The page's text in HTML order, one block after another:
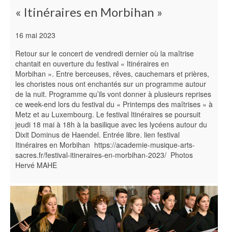
« Itinéraires en Morbihan »
16 mai 2023
Retour sur le concert de vendredi dernier où la maîtrise
chantait en ouverture du festival « Itinéraires en
Morbihan ». Entre berceuses, rêves, cauchemars et prières,
les choristes nous ont enchantés sur un programme autour
de la nuit. Programme qu’ils vont donner à plusieurs reprises
ce week-end lors du festival du « Printemps des maîtrises » à
Metz et au Luxembourg. Le festival Itinéraires se poursuit
jeudi 18 mai à 18h à la basilique avec les lycéens autour du
Dixit Dominus de Haendel. Entrée libre. lien festival
Itinéraires en Morbihan https://academie-musique-arts-
sacres.fr/festival-itineraires-en-morbihan-2023/ Photos
Hervé MAHE